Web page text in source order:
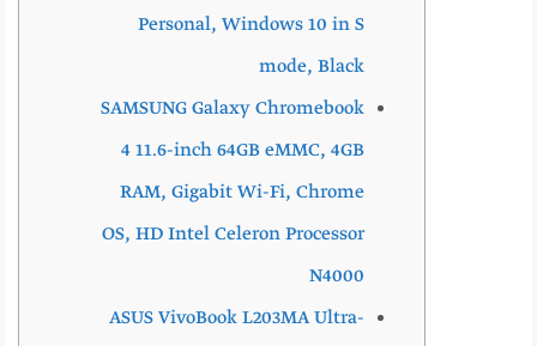
Personal, Windows 10 in S
mode, Black
SAMSUNG Galaxy Chromebook
4 11.6-inch 64GB eMMC, 4GB
RAM, Gigabit Wi-Fi, Chrome
OS, HD Intel Celeron Processor
N4000
ASUS VivoBook L203MA Ultra-